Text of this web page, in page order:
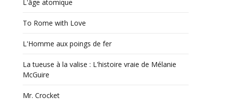
L'âge atomique
To Rome with Love
L'Homme aux poings de fer
La tueuse à la valise : L'histoire vraie de Mélanie
McGuire
Mr. Crocket